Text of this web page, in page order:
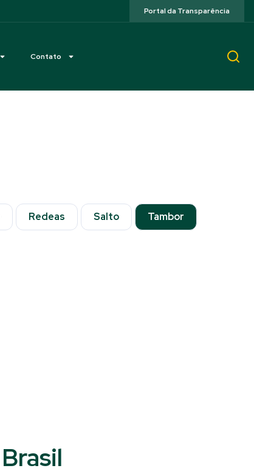
Portal da Transparência
Contato
Redeas Salto Tambor